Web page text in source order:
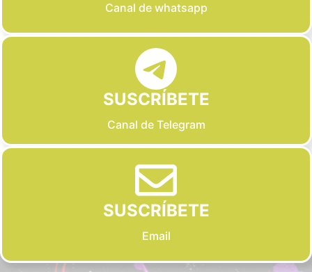
Canal de whatsapp
SUSCRÍBETE
Canal de Telegram
SUSCRÍBETE
Email